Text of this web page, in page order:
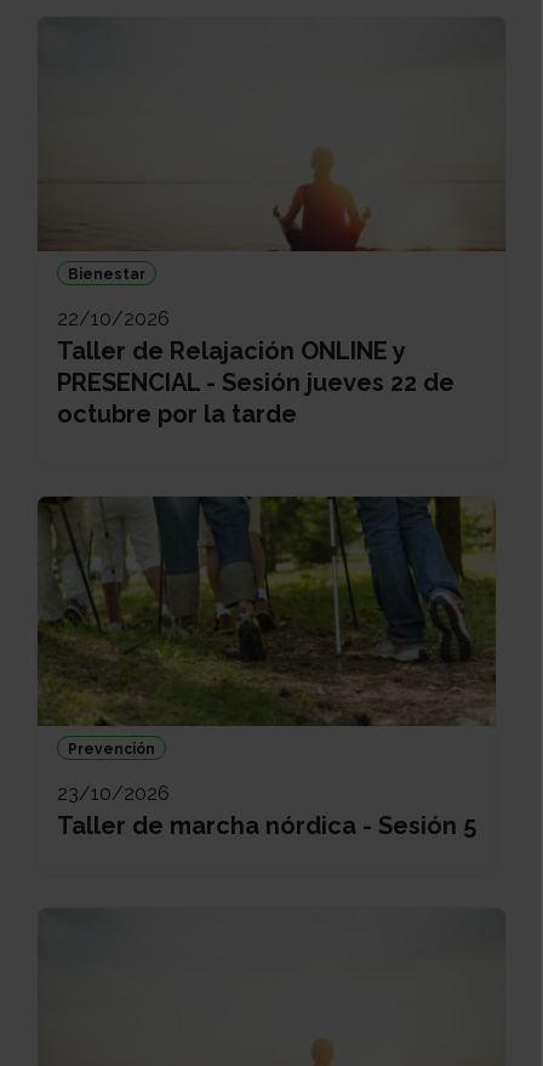
Bienestar
22/10/2026
Taller de Relajación ONLINE y
PRESENCIAL - Sesión jueves 22 de
octubre por la tarde
Prevención
23/10/2026
Taller de marcha nórdica - Sesión 5